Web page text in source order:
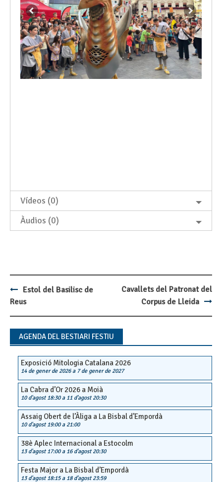
Vídeos (0)
Àudios (0)
Post
navigation
Estol del Basilisc de
Reus
Cavallets del Patronat del
Corpus de Lleida
AGENDA DEL BESTIARI FESTIU
Exposició Mitologia Catalana 2026
14 de gener de 2026a 7 de gener de 2027
La Cabra d’Or 2026 a Moià
10 d'agost 18:30a 11 d'agost 20:30
Assaig Obert de l’Àliga a La Bisbal d’Empordà
10 d'agost 19:00a 21:00
38è Aplec Internacional a Estocolm
13 d'agost 17:00a 16 d'agost 20:30
Festa Major a La Bisbal d’Empordà
13 d'agost 18:15a 18 d'agost 23:59